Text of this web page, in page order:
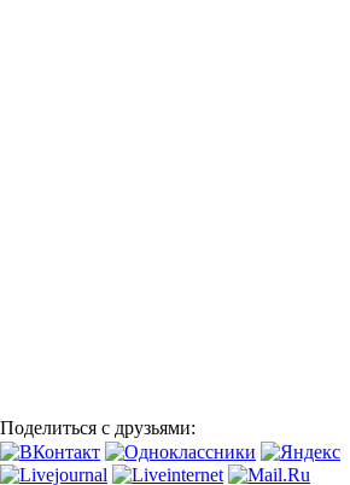
Поделиться с друзьями: